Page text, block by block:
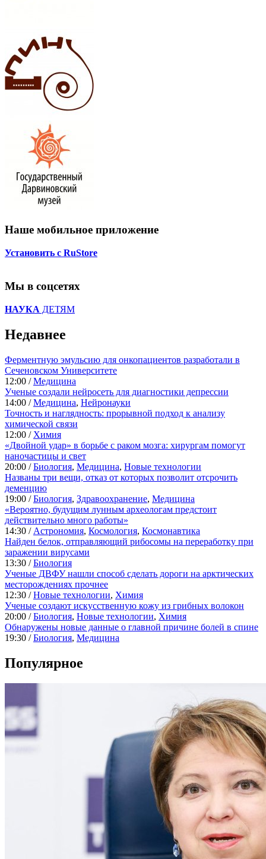
Наше мобильное приложение
Установить с RuStore
Мы в соцсетях
НАУКА ДЕТЯМ
Недавнее
Ферментную эмульсию для онкопациентов разработали в
Сеченовском Университете
12:00 /Медицина
Ученые создали нейросеть для диагностики депрессии
14:00 /Медицина, Нейронауки
Точность и наглядность: прорывной подход к анализу
химической связи
12:00 / Химия
«Двойной удар» в борьбе с раком мозга: хирургам помогут
наночастицы и свет
20:00 /Биология, Медицина, Новые технологии
Названы три вещи, отказ от которых позволит отсрочить
деменцию
19:00 /Биология, Здравоохранение, Медицина
«Вероятно, будущим лунным археологам предстоит
действительно много работы»
14:30 / Астрономия, Космология, Космонавтика
Найден белок, отправляющий рибосомы на переработку при
заражении вирусами
13:30 /Биология
Ученые ДВФУ нашли способ сделать дороги на арктических
месторождениях прочнее
12:30 /Новые технологии, Химия
Ученые создают искусственную кожу из грибных волокон
20:00 /Биология, Новые технологии, Химия
Обнаружены новые данные о главной причине болей в спине
19:30 /Биология, Медицина
Популярное